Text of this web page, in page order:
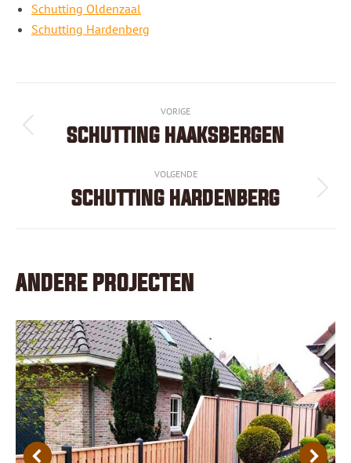
Schutting Oldenzaal
Schutting Hardenberg
NAVIGATION
VORIGE
Previous
SCHUTTING HAAKSBERGEN
VOLGENDE
Next
SCHUTTING HARDENBERG
ANDERE PROJECTEN